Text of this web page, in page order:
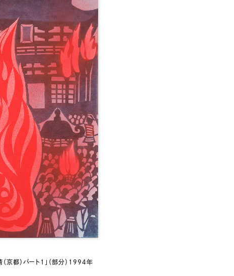
京都）パート1」（部分）1994年